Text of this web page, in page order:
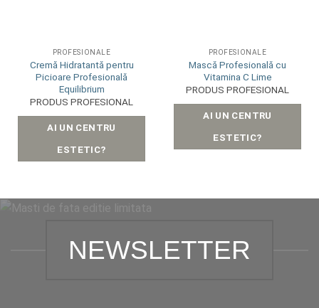
PROFESIONALE
Cremă Hidratantă pentru
Picioare Profesională
Equilibrium
PRODUS PROFESIONAL
AI UN CENTRU
ESTETIC?
PROFESIONALE
Mască Profesională cu
Vitamina C Lime
PRODUS PROFESIONAL
AI UN CENTRU
ESTETIC?
NEWSLETTER